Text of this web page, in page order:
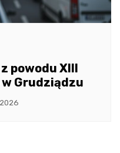
powodu XIII
Grudziądzu